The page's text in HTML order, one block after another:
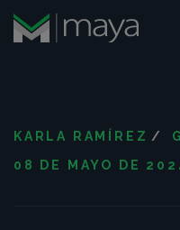
KARLA RAMÍREZ /
08 DE MAYO DE